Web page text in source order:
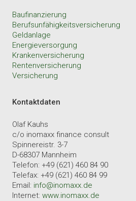
Baufinanzierung
Berufsunfähigkeitsversicherung
Geldanlage
Energieversorgung
Krankenversicherung
Rentenversicherung
Versicherung
Kontaktdaten
Olaf Kauhs
c/o inomaxx finance consult
Spinnereistr. 3-7
D-68307 Mannheim
Telefon: +49 (621) 460 84 90
Telefax: +49 (621) 460 84 99
Email: info@inomaxx.de
Internet: www.inomaxx.de